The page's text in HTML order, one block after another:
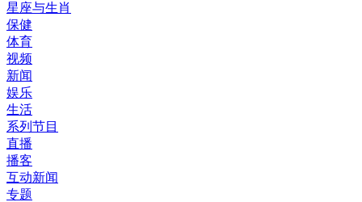
星座与生肖
保健
体育
视频
新闻
娱乐
生活
系列节目
直播
播客
互动新闻
专题